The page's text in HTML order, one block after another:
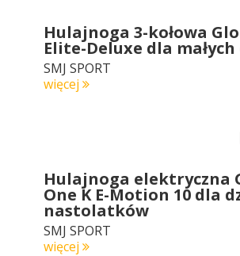
Hulajnoga 3-kołowa
Elite-Deluxe dla małych
SMJ SPORT
więcej
Hulajnoga elektryczna
One K E-Motion 10 dla
nastolatków
SMJ SPORT
więcej